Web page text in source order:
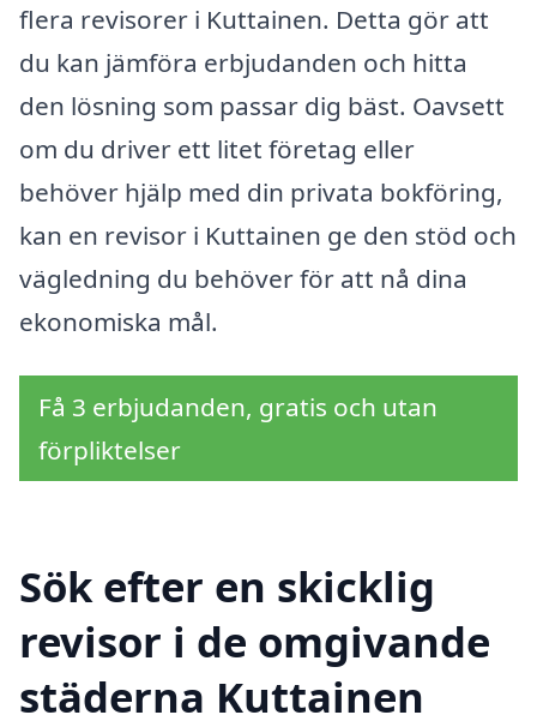
flera revisorer i Kuttainen. Detta gör att
du kan jämföra erbjudanden och hitta
den lösning som passar dig bäst. Oavsett
om du driver ett litet företag eller
behöver hjälp med din privata bokföring,
kan en revisor i Kuttainen ge den stöd och
vägledning du behöver för att nå dina
ekonomiska mål.
Få 3 erbjudanden, gratis och utan
förpliktelser
Sök efter en skicklig
revisor i de omgivande
städerna Kuttainen